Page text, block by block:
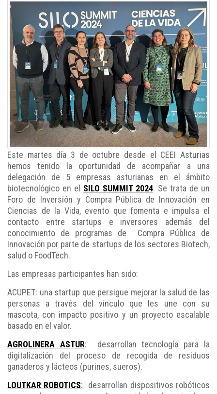
Este martes día 3 de octubre desde el CEEI Asturias
hemos tenido la oportunidad de acompañar a una
delegación de 5 empresas asturianas en el ámbito
biotecnológico en el SILO SUMMIT 2024. Se trata de un
Foro de Inversión y Compra Pública de Innovación en
Ciencias de la Vida, evento que fomenta e impulsa el
contacto entre startups e inversores además del
conocimiento de programas de Compra Pública de
Innovación por parte de startups de los sectores Biotech,
salud o FoodTech.
Las empresas participantes han sido:
ACUPET: una startup que persigue mejorar la salud de las
personas a través del vínculo que les une con su
mascota, con impacto positivo y un proyecto escalable
basado en el valor.
AGROLINERA ASTUR: desarrollan tecnología para la
digitalización del proceso de recogida de residuos
ganaderos y lácteos (purines, sueros).
LOUTKAR ROBOTICS: desarrollan dispositivos robóticos